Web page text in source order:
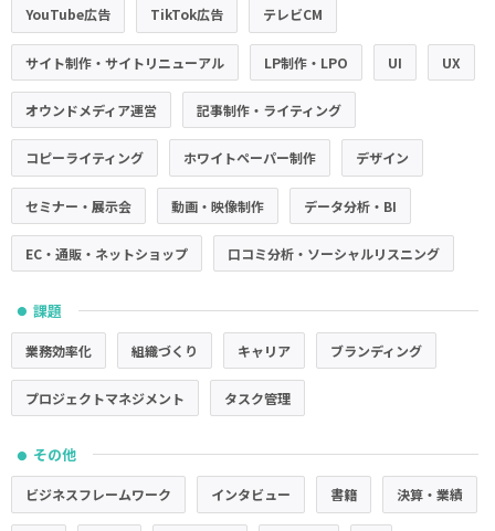
YouTube広告 TikTok広告 テレビCM
サイト制作・サイトリニューアル LP制作・LPO UI UX
オウンドメディア運営 記事制作・ライティング
コピーライティング ホワイトペーパー制作 デザイン
セミナー・展示会 動画・映像制作 データ分析・BI
EC・通販・ネットショップ 口コミ分析・ソーシャルリスニング
● 課題
業務効率化 組織づくり キャリア ブランディング
プロジェクトマネジメント タスク管理
● その他
ビジネスフレームワーク インタビュー 書籍 決算・業績